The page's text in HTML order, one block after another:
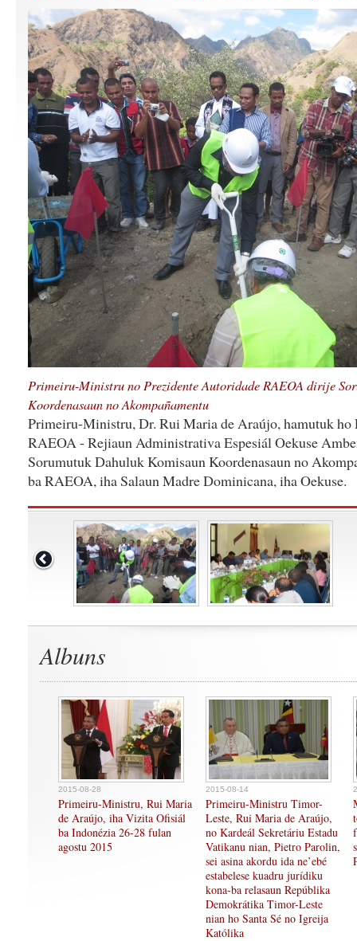
Primeiru-Ministru no Prezidente Autoridade RAEOA dirije
Koordenasaun no Akompañamentu
Primeiru-Ministru, Dr. Rui Maria de Araújo, hamutuk ho
RAEOA - Rejiaun Administrativa Espesiál Oekuse
Sorumutuk Dahuluk Komisaun Koordenasaun no
ba RAEOA, iha Salaun Madre Dominicana, iha Oekuse.
Albuns
2015-08-28
Primeiru-Ministru, Rui Maria
de Araújo, iha Vizita Ofisiál
ba Indonézia 26-28 fulan
agostu 2015
2015-08-14
Primeiru-Ministru Timor-
Leste, Rui Maria de Araújo,
no Kardeál Sekretáriu Estadu
Vatikanu nian, Pietro Parolin,
sei asina akordu ida ne’ebé
estabelese kuadru jurídiku
kona-ba relasaun Repúblika
Demokrátika Timor-Leste
nian ho Santa Sé no Igreija
Katólika